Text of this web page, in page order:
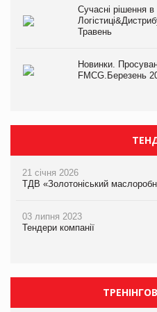
Сучасні рішення в
Травень
Новинки.
FMCG.Березень
21 січня 2026
ТДВ «Золотоніський
03 липня 2023
Тендери компанії